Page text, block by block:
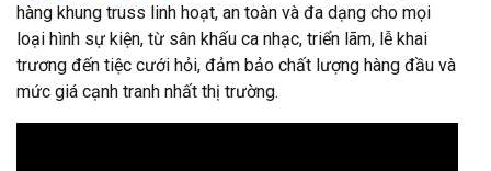
hàng khung truss linh hoạt, an toàn và đa dạng cho mọi
loại hình sự kiện, từ sân khấu ca nhạc, triển lãm, lễ khai
trương đến tiệc cưới hỏi, đảm bảo chất lượng hàng đầu và
mức giá cạnh tranh nhất thị trường.